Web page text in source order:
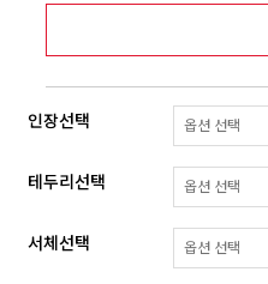
인장선택
테두리선택
서체선택